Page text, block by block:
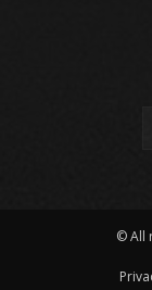
© All